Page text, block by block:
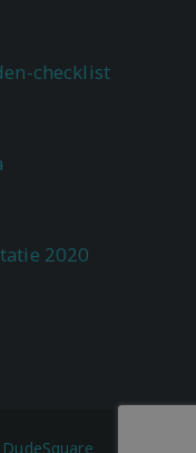
checklist
2020
DudeSquare